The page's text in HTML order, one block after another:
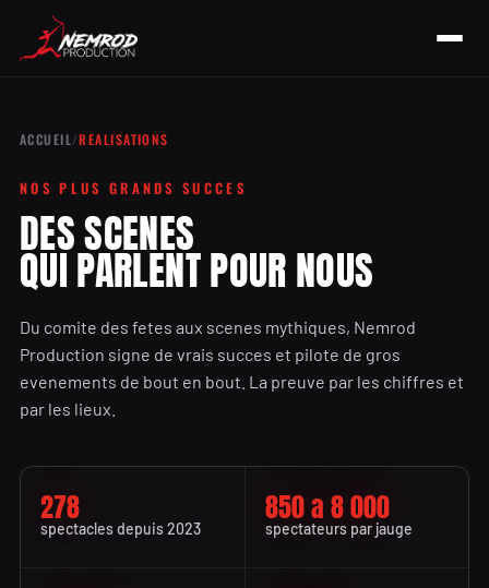
ACCUEIL /REALISATIONS
NOS PLUS GRANDS SUCCES
DES SCENES
QUI PARLENT POUR NOUS
Du comite des fetes aux scenes mythiques, Nemrod
Production signe de vrais succes et pilote de gros
evenements de bout en bout. La preuve par les chiffres et
par les lieux.
278
spectacles depuis 2023
850 a 8 000
spectateurs par jauge